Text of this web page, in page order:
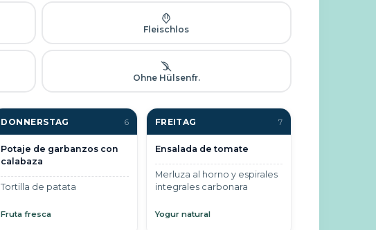
Fleischlos
Ohne Hülsenfr.
DONNERSTAG 6
Potaje de garbanzos con
calabaza
Tortilla de patata
Fruta fresca
FREITAG 7
Ensalada de tomate
Merluza al horno y espirales
integrales carbonara
Yogur natural